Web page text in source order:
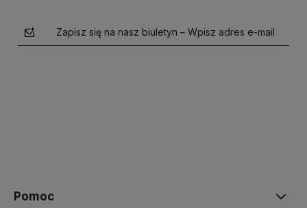
Zapisz się na nasz biuletyn – Wpisz adres e-mail
Pomoc